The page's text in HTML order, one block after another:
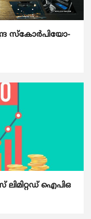
സ്കോർപിയോ-
ഐപിഒ